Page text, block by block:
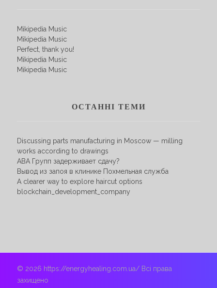
Mikipedia Music
Mikipedia Music
Perfect, thank you!
Mikipedia Music
Mikipedia Music
ОСТАННІ ТЕМИ
Discussing parts manufacturing in Moscow — milling
works according to drawings
АВА Групп задерживает сдачу?
Вывод из запоя в клинике Похмельная служба
A clearer way to explore haircut options
blockchain_development_company
© 2026 https://energyhealing.com.ua/ Всі права
захищено